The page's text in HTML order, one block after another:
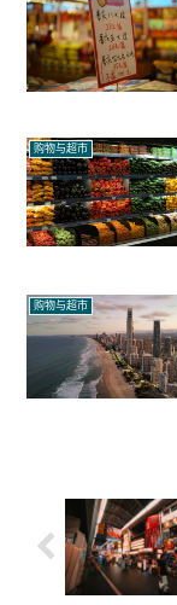
购物与超市
购物与超市